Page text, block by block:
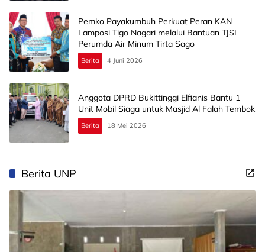
Pemko Payakumbuh Perkuat Peran KAN
Lamposi Tigo Nagari melalui Bantuan TJSL
Perumda Air Minum Tirta Sago
Berita 4 Juni 2026
Anggota DPRD Bukittinggi Elfianis Bantu 1
Unit Mobil Siaga untuk Masjid Al Falah Tembok
Berita 18 Mei 2026
Berita UNP